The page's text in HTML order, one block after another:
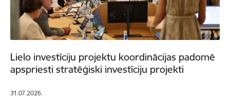
Lielo investīciju projektu koordinācijas padomē
apspriesti stratēģiski investīciju projekti
31.07.2026.